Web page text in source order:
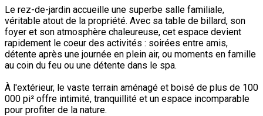
Le rez-de-jardin accueille une superbe salle familiale,
véritable atout de la propriété. Avec sa table de billard, son
foyer et son atmosphère chaleureuse, cet espace devient
rapidement le coeur des activités : soirées entre amis,
détente après une journée en plein air, ou moments en famille
au coin du feu ou une détente dans le spa.
À l'extérieur, le vaste terrain aménagé et boisé de plus de 100
000 pi² offre intimité, tranquillité et un espace incomparable
pour profiter de la nature.